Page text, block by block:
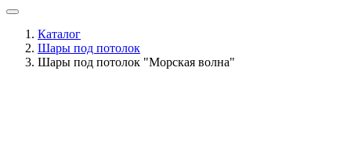
Каталог
Шары под потолок
Шары под потолок "Морская волна"